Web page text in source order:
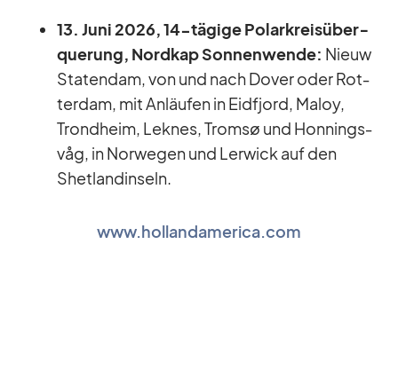
13. Juni 2026, 14-tä­gige Po­lar­kreis­über­
que­rung, Nord­kap Son­nen­wende: Nieuw
Sta­ten­dam, von und nach Do­ver oder Rot­
ter­dam, mit An­läu­fen in Eid­fjord, Ma­loy,
Trond­heim, Leknes, Tromsø und Hon­nings­
våg, in Nor­we­gen und Ler­wick auf den
Shet­land­in­seln.
www.hollandamerica.com